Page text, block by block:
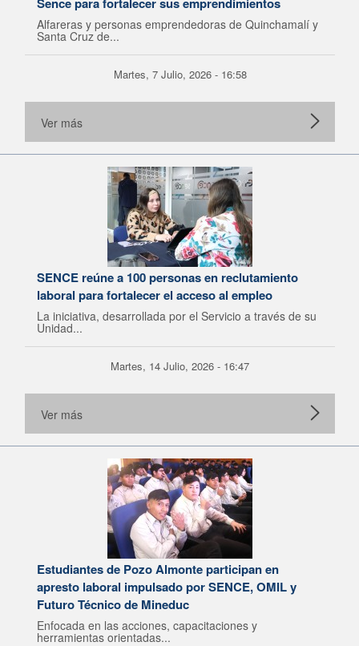
Alfareras y personas emprendedoras de Quinchamalí y
Santa Cruz de...
Martes, 7 Julio, 2026 - 16:58
Ver más
SENCE reúne a 100 personas en reclutamiento
laboral para fortalecer el acceso al empleo
La iniciativa, desarrollada por el Servicio a través de su
Unidad...
Martes, 14 Julio, 2026 - 16:47
Ver más
Estudiantes de Pozo Almonte participan en
apresto laboral impulsado por SENCE, OMIL y
Futuro Técnico de Mineduc
Enfocada en las acciones, capacitaciones y
herramientas orientadas...